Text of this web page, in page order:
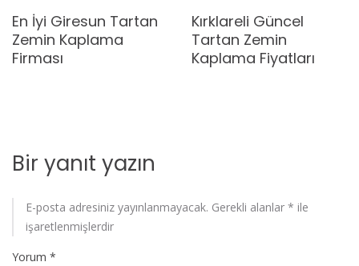
En İyi Giresun Tartan
Zemin Kaplama
Firması
Kırklareli Güncel
Tartan Zemin
Kaplama Fiyatları
Bir yanıt yazın
E-posta adresiniz yayınlanmayacak. Gerekli alanlar * ile
işaretlenmişlerdir
Yorum *